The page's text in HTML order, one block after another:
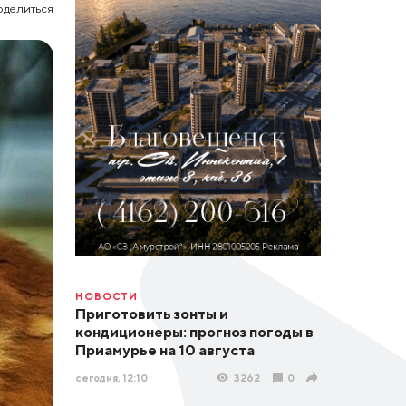
НОВОСТИ
Приготовить зонты и
кондиционеры: прогноз погоды в
Приамурье на 10 августа
сегодня, 12:10 3262 0